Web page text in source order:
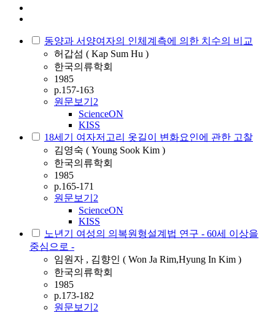
동양과 서양여자의 인체계측에 의한 치수의 비교
허갑섬 ( Kap Sum Hu )
한국의류학회
1985
p.157-163
원문보기 2
ScienceON
KISS
18세기 여자저고리 옷길이 변화요인에 관한 고찰
김영숙 ( Young Sook Kim )
한국의류학회
1985
p.165-171
원문보기 2
ScienceON
KISS
노년기 여성의 의복원형설계법 연구 - 60세 이상을
중심으로 -
임원자 , 김향인 ( Won Ja Rim,Hyung In Kim )
한국의류학회
1985
p.173-182
원문보기 2